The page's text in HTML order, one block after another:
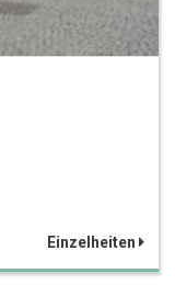
Einzelheiten